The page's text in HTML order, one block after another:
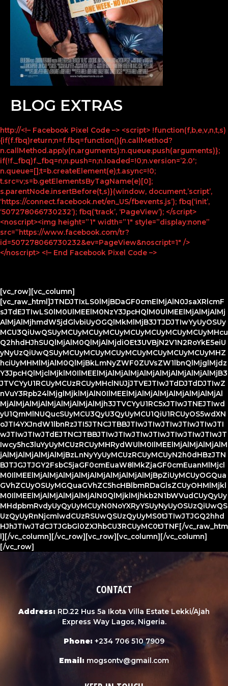
BLOG EXTRAS
http://<!– Facebook Pixel Code –> <script> !function(f,b,e,v,n,t,s)
{if(f.fbq)return;n=f.fbq=function(){n.callMethod?
n.callMethod.apply(n,arguments):n.queue.push(arguments)};
if(!f._fbq)f._fbq=n;n.push=n;n.loaded=!0;n.version=’2.0′;
n.queue=[];t=b.createElement(e);t.async=!0;
t.src=v;s=b.getElementsByTagName(e)[0];
s.parentNode.insertBefore(t,s)}(window, document,’script’,
‘https://connect.facebook.net/en_US/fbevents.js’); fbq(‘init’,
‘507278066730232’); fbq(‘track’, ‘PageView’); </script>
<noscript><img height=”1″ width=”1″ style=”display:none”
src=”https://www.facebook.com/tr?
id=507278066730232&ev=PageView&noscript=1″ />
</noscript> <!– End Facebook Pixel Code –>
[vc_row][vc_column]
[vc_raw_html]JTNDJTIxLS0lMjBDaGF0cmElMjAlN0JsaXRlcmF
sJTdEJTIwLS0lM0UlMEElM0NzY3JpcHQlM0UlMEElMjAlMjAlMj
AlMjAlMjhmdW5jdGlvbiUyOGQlMkMlMjB3JTJDJTIwYyUyOSUy
MCU3QiUwQSUyMCUyMCUyMCUyMCUyMCUyMCUyMCUyMHcu
Q2hhdHJhSUQlMjAlM0QlMjAlMjdiOEt3UVBjN2V1N2RoYkE5eiU
yNyUzQiUwQSUyMCUyMCUyMCUyMCUyMCUyMCUyMCUyMHZ
hciUyMHMlMjAlM0QlMjBkLmNyZWF0ZUVsZW1lbnQlMjglMjdz
Y3JpcHQlMjclMjklM0IlMEElMjAlMjAlMjAlMjAlMjAlMjAlMjAlMjB3
JTVCYyU1RCUyMCUzRCUyMHclNUJjJTVEJTIwJTdDJTdDJTIwZ
nVuY3Rpb24lMjglMjklMjAlN0IlMEElMjAlMjAlMjAlMjAlMjAlMjAl
MjAlMjAlMjAlMjAlMjAlMjAlMjh3JTVCYyU1RC5xJTIwJTNEJTIwd
yU1QmMlNUQucSUyMCU3QyU3QyUyMCU1QiU1RCUyOS5wdXN
oJTI4YXJndW1lbnRzJTI5JTNCJTBBJTIwJTIwJTIwJTIwJTIwJTI
wJTIwJTIwJTdEJTNCJTBBJTIwJTIwJTIwJTIwJTIwJTIwJTIwJT
Iwcy5hc3luYyUyMCUzRCUyMHRydWUlM0IlMEElMjAlMjAlMjAlM
jAlMjAlMjAlMjAlMjBzLnNyYyUyMCUzRCUyMCUyN2h0dHBzJTN
BJTJGJTJGY2FsbC5jaGF0cmEuaW8lMkZjaGF0cmEuanMlMjcl
M0IlMEElMjAlMjAlMjAlMjAlMjAlMjAlMjAlMjBpZiUyMCUyOGQua
GVhZCUyOSUyMGQuaGVhZC5hcHBlbmRDaGlsZCUyOHMlMjkl
M0IlMEElMjAlMjAlMjAlMjAlN0QlMjklMjhkb2N1bWVudCUyQyUy
MHdpbmRvdyUyQyUyMCUyN0NoYXRyYSUyNyUyOSUzQiUwQS
UzQyUyRnNjcmlwdCUzRSUwQSUzQyUyMS0tJTIwJTJGQ2hhd
HJhJTIwJTdCJTJGbGl0ZXJhbCU3RCUyMC0tJTNF[/vc_raw_htm
l][/vc_column][/vc_row][vc_row][vc_column][/vc_column]
[/vc_row]
CONTACT
Address: RD.22 Hus 5a Ikota Villa Estate Lekki/Ajah
Express Way Lagos, Nigeria.
Phone: +234 706 510 7909
Email: mogsontv@gmail.com